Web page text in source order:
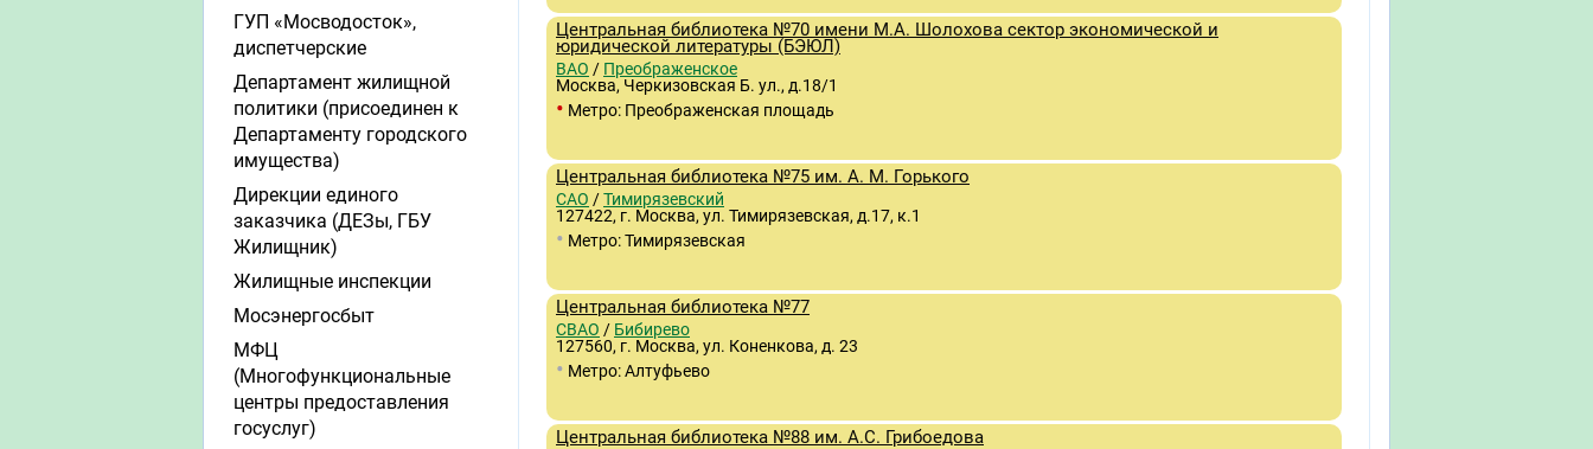
Центральная библиотека №70 имени М.А. Шолохова сектор экономической и
юридической литературы (БЭЮЛ)
ВАО / Преображенское
Москва, Черкизовская Б. ул., д.18/1
• Метро: Преображенская площадь
Центральная библиотека №75 им. А. М. Горького
САО /Тимирязевский
127422, г. Москва, ул. Тимирязевская, д.17, к.1
• Метро: Тимирязевская
Центральная библиотека №77
СВАО / Бибирево
127560, г. Москва, ул. Коненкова, д. 23
• Метро: Алтуфьево
Центральная библиотека №88 им. А.С. Грибоедова
ГУП «Мосводосток»,
диспетчерские
Департамент жилищной
политики (присоединен к
Департаменту городского
имущества)
Дирекции единого
заказчика (ДЕЗы, ГБУ
Жилищник)
Жилищные инспекции
Мосэнергосбыт
МФЦ
(Многофункциональные
центры предоставления
госуслуг)